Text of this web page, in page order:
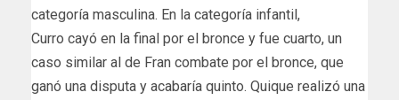
categoría masculina. En la categoría infantil,
Curro cayó en la final por el bronce y fue cuarto, un
caso similar al de Fran combate por el bronce, que
ganó una disputa y acabaría quinto. Quique realizó una